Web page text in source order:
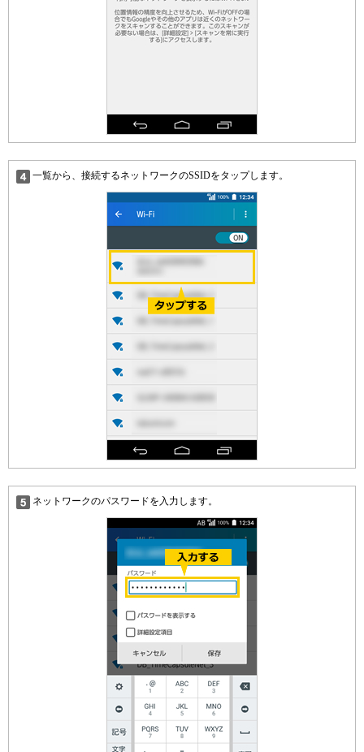
一覧から、接続するネットワークのSSIDをタップします。
ネットワークのパスワードを入力します。